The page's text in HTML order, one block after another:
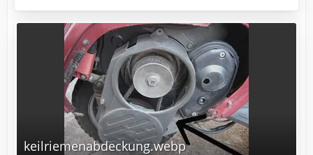
keilriemenabdeckung.webp